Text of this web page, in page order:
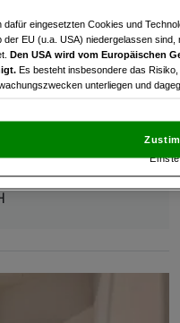
mit
dafür eingesetzten Cookies und
der EU (u.a. USA) niedergelassen
Den USA wird vom Europäischen
Es besteht insbesondere das
unterliegen und
gegen die Verarbeitung auf der
die sich auf jeder Seite